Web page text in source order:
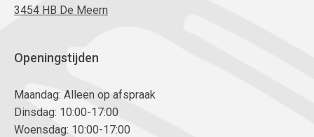
3454 HB De Meern
Openingstijden
Maandag: Alleen op afspraak
Dinsdag: 10:00-17:00
Woensdag: 10:00-17:00